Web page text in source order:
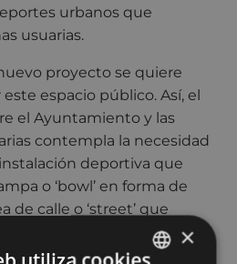
urbanos que
usuarias.
proyecto se quiere
espacio público. Así, el
el Ayuntamiento y las
contempla la necesidad
deportiva que
o ‘bowl’ en forma de
de calle o ‘street’ que
modalidades.
×